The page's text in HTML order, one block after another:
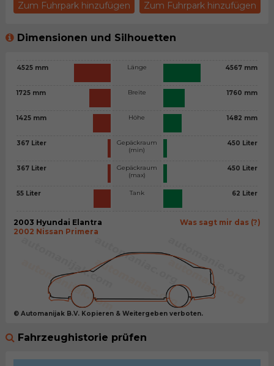
Zum Fuhrpark hinzufügen Zum Fuhrpark hinzufügen
Dimensionen und Silhouetten
4525 mm
1725 mm
1425 mm
367 Liter
367 Liter
55 Liter
Länge
Breite
Höhe
Gepäckraum
(min)
Gepäckraum
(max)
Tank
4567 mm
1760 mm
1482 mm
450 Liter
450 Liter
62 Liter
Was sagt mir das (?)
2003 Hyundai Elantra
2002 Nissan Primera
© Automanijak B.V. Kopieren & Weitergeben verboten.
Fahrzeughistorie prüfen